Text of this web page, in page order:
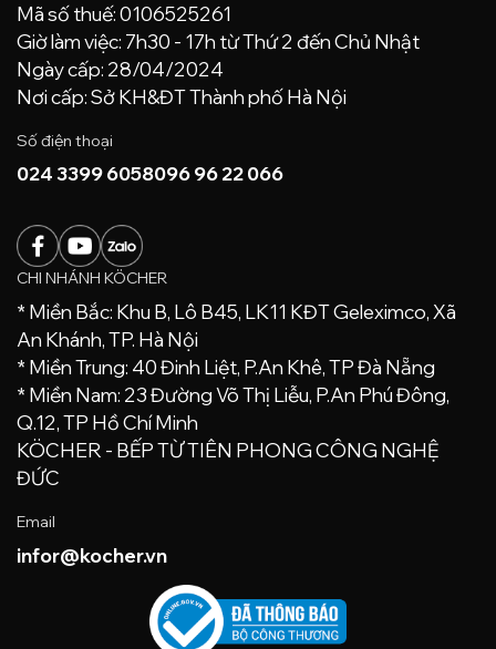
Mã số thuế: 0106525261
Giờ làm việc: 7h30 - 17h từ Thứ 2 đến Chủ Nhật
Ngày cấp: 28/04/2024
Nơi cấp: Sở KH&ĐT Thành phố Hà Nội
Số điện thoại
024 3399 6058096 96 22 066
CHI NHÁNH KÖCHER
* Miền Bắc: Khu B, Lô B45, LK11 KĐT Geleximco, Xã
An Khánh, TP. Hà Nội
* Miền Trung: 40 Đinh Liệt, P.An Khê, TP Đà Nẵng
* Miền Nam: 23 Đường Võ Thị Liễu, P.An Phú Đông,
Q.12, TP Hồ Chí Minh
KÖCHER - BẾP TỪ TIÊN PHONG CÔNG NGHỆ
ĐỨC
Email
infor@kocher.vn